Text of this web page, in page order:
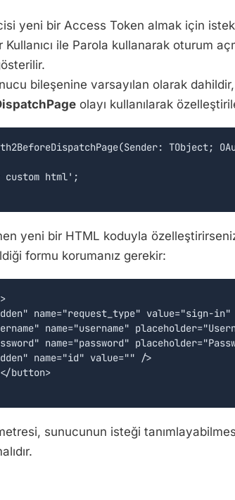
yeni bir Access Token almak için istek
ile Parola kullanarak oturum
bileşenine varsayılan olarak
olayı kullanılarak
TObject;
custom html';
yeni bir HTML koduyla
formu korumanız gerekir:
name="request_type" value="sign-
name="username"
name="password"
name="id" value="" />
button>
sunucunun isteği